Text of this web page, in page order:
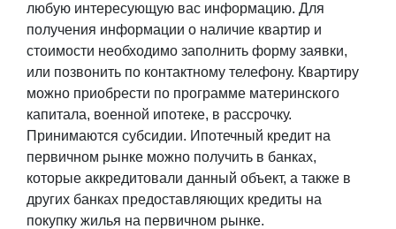
любую интересующую вас информацию. Для
получения информации о наличие квартир и
стоимости необходимо заполнить форму заявки,
или позвонить по контактному телефону. Квартиру
можно приобрести по программе материнского
капитала, военной ипотеке, в рассрочку.
Принимаются субсидии. Ипотечный кредит на
первичном рынке можно получить в банках,
которые аккредитовали данный объект, а также в
других банках предоставляющих кредиты на
покупку жилья на первичном рынке.